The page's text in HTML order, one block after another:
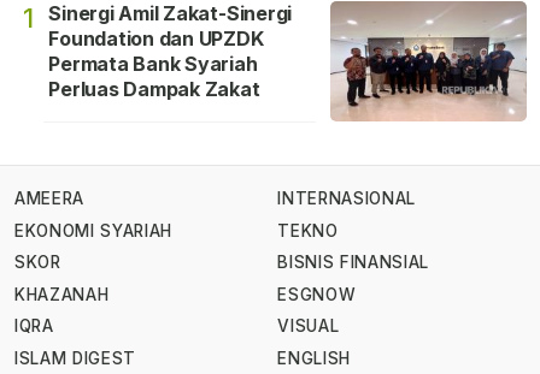
1
Sinergi Amil Zakat-Sinergi
Foundation dan UPZDK
Permata Bank Syariah
Perluas Dampak Zakat
AMEERA
EKONOMI SYARIAH
SKOR
KHAZANAH
IQRA
ISLAM DIGEST
INTERNASIONAL
TEKNO
BISNIS FINANSIAL
ESGNOW
VISUAL
ENGLISH